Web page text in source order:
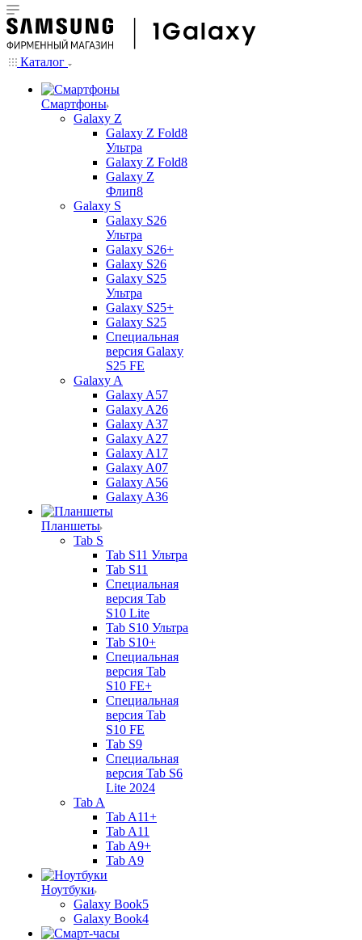
Каталог
Смартфоны
Galaxy Z
Galaxy Z Fold8
Ультра
Galaxy Z Fold8
Galaxy Z
Флип8
Galaxy S
Galaxy S26
Ультра
Galaxy S26+
Galaxy S26
Galaxy S25
Ультра
Galaxy S25+
Galaxy S25
Специальная
версия Galaxy
S25 FE
Galaxy A
Galaxy A57
Galaxy A26
Galaxy A37
Galaxy A27
Galaxy A17
Galaxy A07
Galaxy A56
Galaxy A36
Планшеты
Tab S
Tab S11 Ультра
Tab S11
Специальная
версия Tab
S10 Lite
Tab S10 Ультра
Tab S10+
Специальная
версия Tab
S10 FE+
Специальная
версия Tab
S10 FE
Tab S9
Специальная
версия Tab S6
Lite 2024
Tab A
Tab A11+
Tab A11
Tab A9+
Tab A9
Ноутбуки
Galaxy Book5
Galaxy Book4